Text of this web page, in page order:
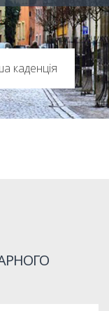
каденція